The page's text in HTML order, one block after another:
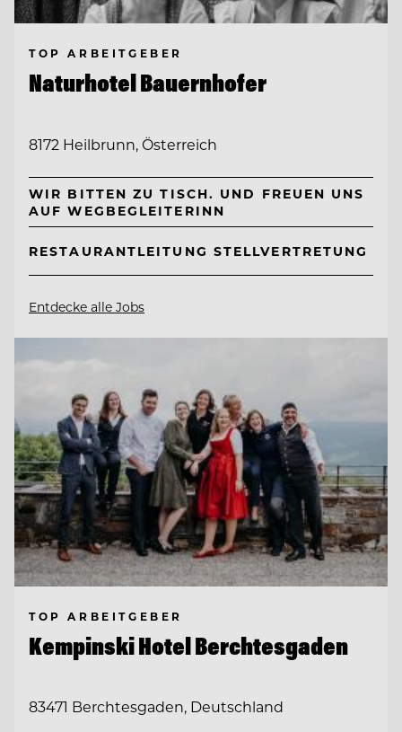
TOP ARBEITGEBER
Naturhotel Bauernhofer
8172 Heilbrunn, Österreich
WIR BITTEN ZU TISCH. UND FREUEN UNS
AUF WEGBEGLEITERINN
RESTAURANTLEITUNG STELLVERTRETUNG
Entdecke alle Jobs
TOP ARBEITGEBER
Kempinski Hotel Berchtesgaden
83471 Berchtesgaden, Deutschland